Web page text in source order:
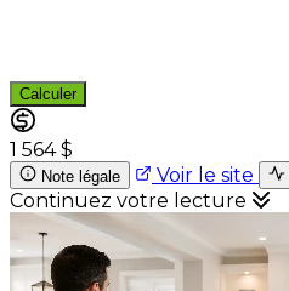
Calculer
1 564 $
Note légale Voir le site
Continuez votre lecture